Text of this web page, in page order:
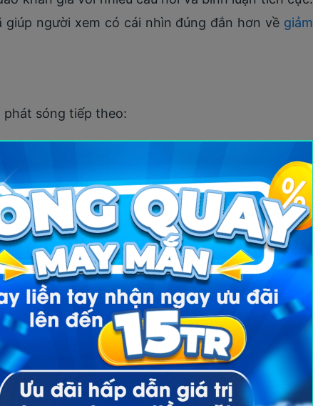
người xem có cái nhìn đúng đắn hơn về giảm
sóng tiếp theo:
thiện vóc dáng và nâng cao sức khỏe toàn diện.